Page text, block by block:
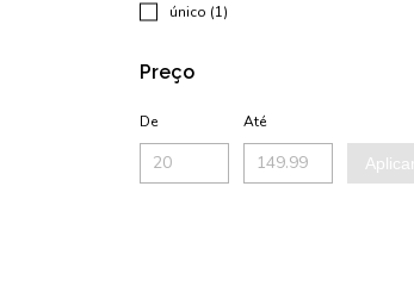
único (1)
Preço
De Até
Aplicar